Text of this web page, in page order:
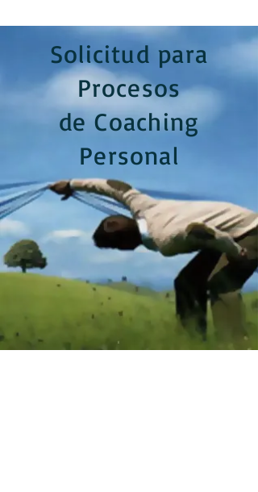
Solicitud para
Procesos
de Coaching
Personal